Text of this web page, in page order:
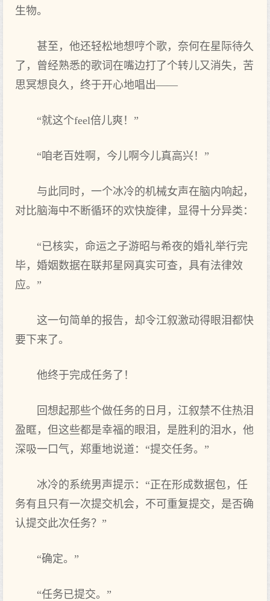
生物。
甚至，他还轻松地想哼个歌，奈何在星际待久
了，曾经熟悉的歌词在嘴边打了个转儿又消失，苦
思冥想良久，终于开心地唱出——
“就这个feel倍儿爽！”
“咱老百姓啊，今儿啊今儿真高兴！”
与此同时，一个冰冷的机械女声在脑内响起，
对比脑海中不断循环的欢快旋律，显得十分异类：
“已核实，命运之子游昭与希夜的婚礼举行完
毕，婚姻数据在联邦星网真实可查，具有法律效
应。”
这一句简单的报告，却令江叙激动得眼泪都快
要下来了。
他终于完成任务了！
回想起那些个做任务的日月，江叙禁不住热泪
盈眶，但这些都是幸福的眼泪，是胜利的泪水，他
深吸一口气，郑重地说道：“提交任务。”
冰冷的系统男声提示：“正在形成数据包，任
务有且只有一次提交机会，不可重复提交，是否确
认提交此次任务？”
“确定。”
“任务已提交。”